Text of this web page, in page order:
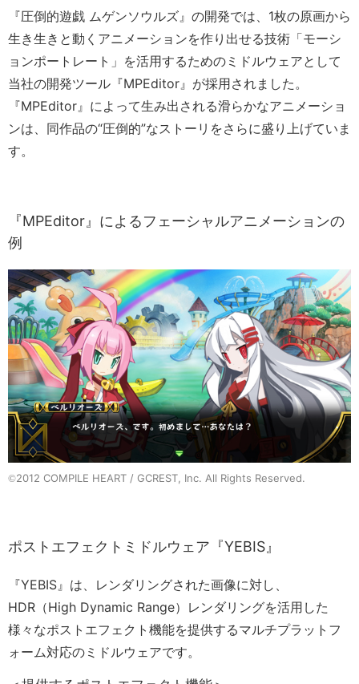
『圧倒的遊戯 ムゲンソウルズ』の開発では、1枚の原画から
生き生きと動くアニメーションを作り出せる技術「モーシ
ョンポートレート」を活用するためのミドルウェアとして
当社の開発ツール『MPEditor』が採用されました。
『MPEditor』によって生み出される滑らかなアニメーショ
ンは、同作品の“圧倒的”なストーリをさらに盛り上げていま
す。
『MPEditor』によるフェーシャルアニメーションの
例
©2012 COMPILE HEART / GCREST, Inc. All Rights Reserved.
ポストエフェクトミドルウェア『YEBIS』
『YEBIS』は、レンダリングされた画像に対し、
HDR（High Dynamic Range）レンダリングを活用した
様々なポストエフェクト機能を提供するマルチプラットフ
ォーム対応のミドルウェアです。